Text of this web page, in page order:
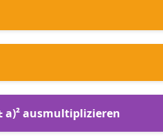
a)² ausmultiplizieren